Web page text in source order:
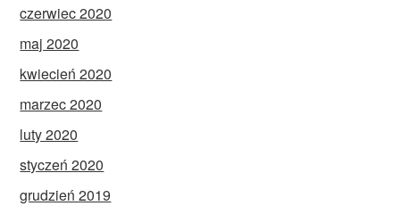
czerwiec 2020
maj 2020
kwiecień 2020
marzec 2020
luty 2020
styczeń 2020
grudzień 2019